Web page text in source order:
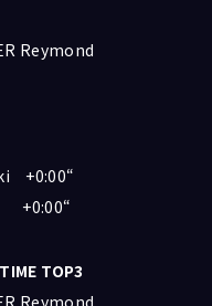
Reymond
+0:00“
+0:00“
TOP3
Reymond